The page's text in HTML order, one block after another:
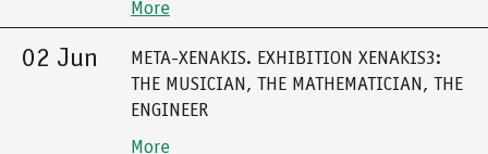
More
02 Jun
META-XENAKIS. EXHIBITION XENAKIS3:
THE MUSICIAN, THE MATHEMATICIAN, THE
ENGINEER
More